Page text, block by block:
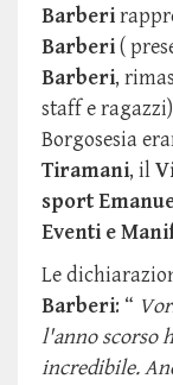
Barberi
Barberi(
Barberi,
staff e
Borgosesia
Tiramani, il
sport
Eventi e
Le
Barberi: “
l'anno scorso
incredibile.